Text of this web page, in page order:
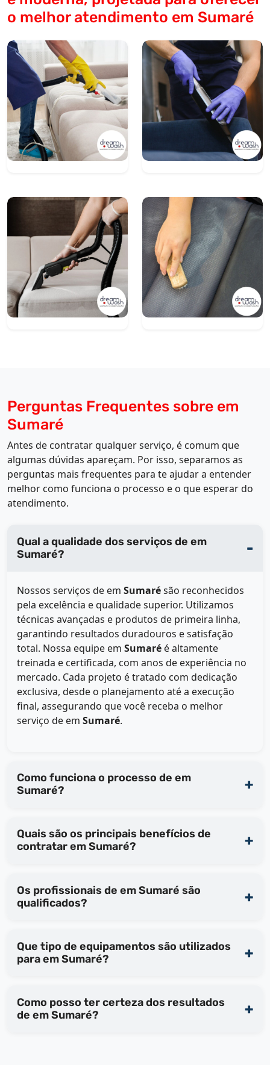
o melhor atendimento em Sumaré
Perguntas Frequentes sobre em
Sumaré
Antes de contratar qualquer serviço, é comum que
algumas dúvidas apareçam. Por isso, separamos as
perguntas mais frequentes para te ajudar a entender
melhor como funciona o processo e o que esperar do
atendimento.
Qual a qualidade dos serviços de em
Sumaré?
Nossos serviços de em Sumarésão reconhecidos
pela excelência e qualidade superior. Utilizamos
técnicas avançadas e produtos de primeira linha,
garantindo resultados duradouros e satisfação
total. Nossa equipe em Sumaré é altamente
treinada e certificada, com anos de experiência no
mercado. Cada projeto é tratado com dedicação
exclusiva, desde o planejamento até a execução
final, assegurando que você receba o melhor
serviço de em Sumaré.
Como funciona o processo de em
Sumaré?
Quais são os principais benefícios de
contratar em Sumaré?
Os profissionais de em Sumaré são
qualificados?
Que tipo de equipamentos são utilizados
para em Sumaré?
Como posso ter certeza dos resultados
de em Sumaré?